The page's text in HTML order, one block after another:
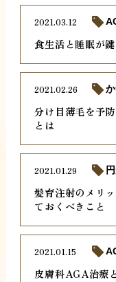
食生活と睡眠が
2021.03.12
分け目薄毛を予
とは
2021.02.26
髪育注射のメリ
ておくべきこと
2021.01.29
皮膚科AGA治療
2021.01.15